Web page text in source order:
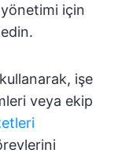
için
kullanarak, işe
veya ekip